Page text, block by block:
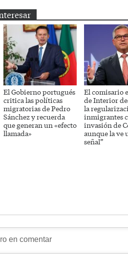
El Gobierno portugués
critica las políticas
migratorias de Pedro
Sánchez y recuerda
que generan un «efecto
llamada»
El comisario
de Interior
la
inmigrantes
invasión de
aunque la ve
señal”